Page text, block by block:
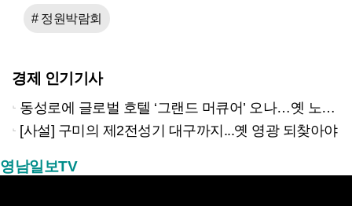
# 정원박람회
경제 인기기사
동성로에 글로벌 호텔 ‘그랜드 머큐어’ 오나…옛 노보텔 자리 사무실 개설
[사설] 구미의 제2전성기 대구까지...옛 영광 되찾아야
영남일보TV